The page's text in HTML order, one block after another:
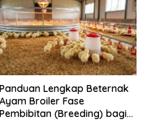
Panduan Lengkap Beternak
Ayam Broiler Fase
Pembibitan (Breeding) bagi